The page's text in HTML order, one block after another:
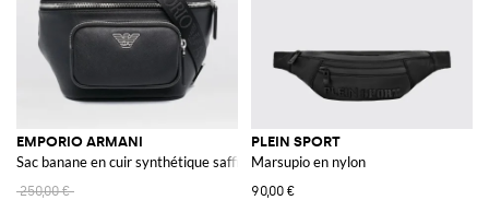
EMPORIO ARMANI
Sac banane en cuir synthétique saffiano
250,00 €
PLEIN SPORT
Marsupio en nylon
90,00 €